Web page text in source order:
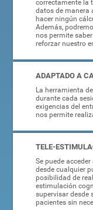
correctamente la
datos de manera
hacer ningún
Además,
nos permite
reforzar nuestro
ADAPTADO A
La herramienta
durante cada
exigencias del
nos permite
TELE-
Se puede
desde cualquier
posibilidad de
estimulación
supervisar desde
pacientes sin